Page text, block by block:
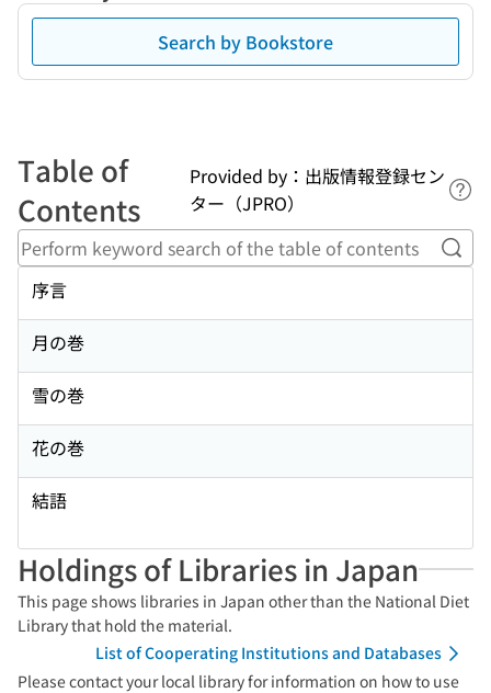
Search by Bookstore
Table of
Contents
Provided by：出版情報登録セン
ター（JPRO）
序言
月の巻
雪の巻
花の巻
結語
Holdings of Libraries in Japan
This page shows libraries in Japan other than the National Diet
Library that hold the material.
List of Cooperating Institutions and Databases
Please contact your local library for information on how to use